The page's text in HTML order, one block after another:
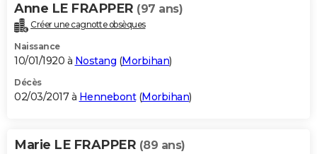
Anne LE FRAPPER (97 ans)
Créer une cagnotte obsèques
Naissance
10/01/1920 à Nostang (Morbihan)
Décès
02/03/2017 à Hennebont(Morbihan)
Marie LE FRAPPER (89 ans)